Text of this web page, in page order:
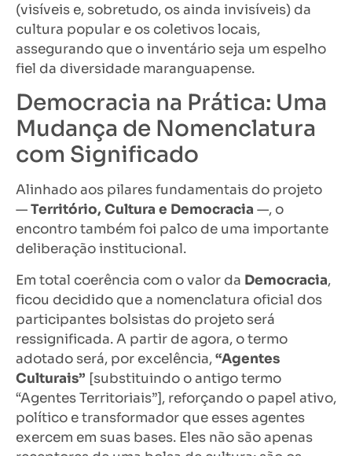
(visíveis e, sobretudo, os ainda invisíveis) da
cultura popular e os coletivos locais,
assegurando que o inventário seja um espelho
fiel da diversidade maranguapense.
Democracia na Prática: Uma
Mudança de Nomenclatura
com Significado
Alinhado aos pilares fundamentais do projeto
—Território, Cultura e Democracia —, o
encontro também foi palco de uma importante
deliberação institucional.
Em total coerência com o valor da Democracia,
ficou decidido que a nomenclatura oficial dos
participantes bolsistas do projeto será
ressignificada. A partir de agora, o termo
adotado será, por excelência,“Agentes
Culturais” [substituindo o antigo termo
“Agentes Territoriais”], reforçando o papel ativo,
político e transformador que esses agentes
exercem em suas bases. Eles não são apenas